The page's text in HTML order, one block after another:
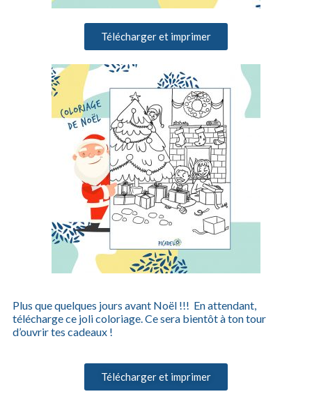
Télécharger et imprimer
Plus que quelques jours avant Noël !!! En attendant,
télécharge ce joli coloriage. Ce sera bientôt à ton tour
d’ouvrir tes cadeaux !
Télécharger et imprimer